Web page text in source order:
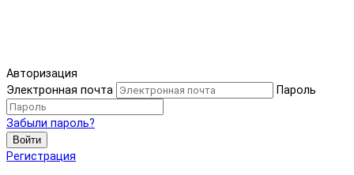
Авторизация
Электронная почта
Пароль
Забыли пароль?
Войти
Регистрация